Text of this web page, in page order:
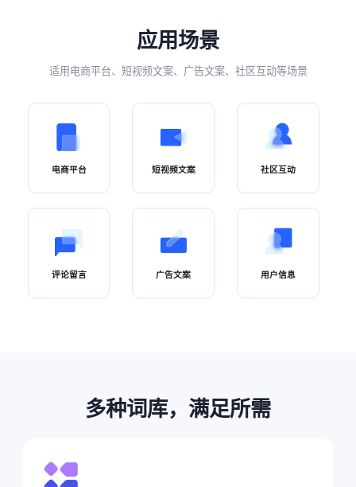
应用场景
适用电商平台、短视频文案、广告文案、社区互动等场景
电商平台 短视频文案 社区互动
评论留言 广告文案 用户信息
多种词库，满足所需